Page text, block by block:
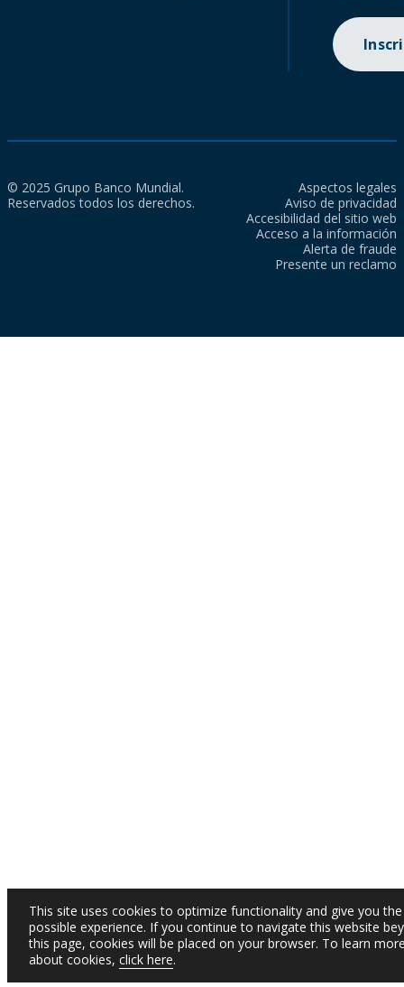
© 2025 Grupo Banco Mundial.
Reservados todos los derechos.
Aspectos legales
Aviso de privacidad
Accesibilidad del sitio web
Acceso a la información
Alerta de fraude
Presente un reclamo
This site uses cookies to optimize functionality and give you
possible experience. If you continue to navigate this website
this page, cookies will be placed on your browser. To learn
about cookies, click here.